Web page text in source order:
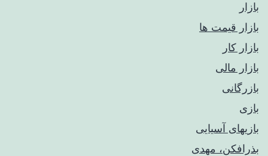
بازار
بازار قیمت ها
بازار کار
بازار مالی
بازرگانی
بازی
بازیهای آسیایی
بذرافکن، مهدی